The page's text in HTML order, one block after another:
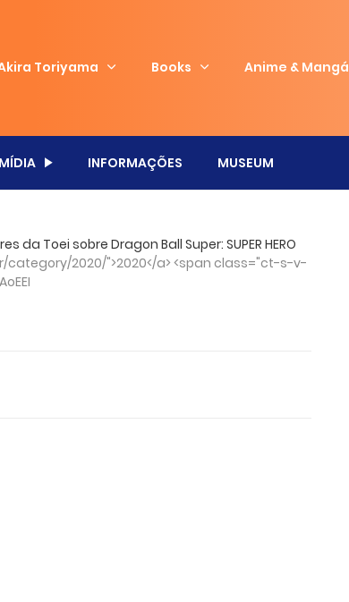
Toriyama Books Anime & Mangá
MÍDIA INFORMAÇÕES MUSEUM
Toei sobre Dragon Ball Super: SUPER HERO
2020/">2020</a> <span class="ct-s-v-